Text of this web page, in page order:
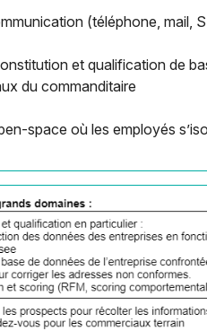
(téléphone, mail,
et qualification de
du commanditaire
space où les employés